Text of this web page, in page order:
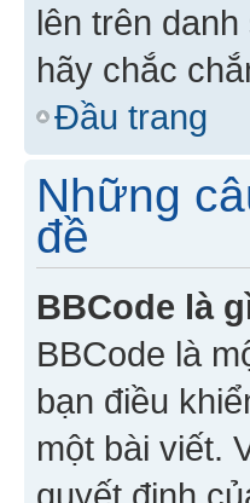
lên trên
hãy chắc
Đầu trang
Những
đề
BBCode là
BBCode là
bạn điều
một bài viết.
quyết định